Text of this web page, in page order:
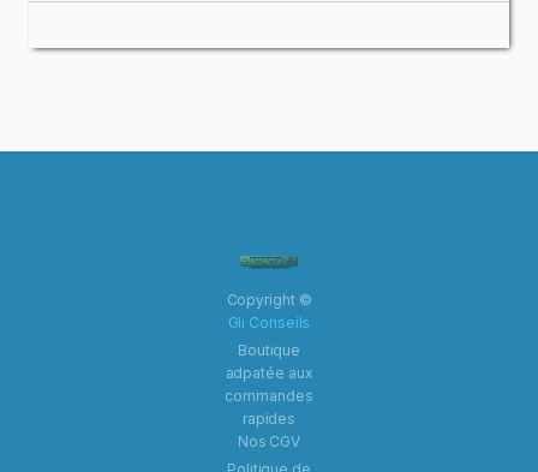
Copyright ©
Gli Conseils
Boutique
adpatée aux
commandes
rapides
Nos CGV